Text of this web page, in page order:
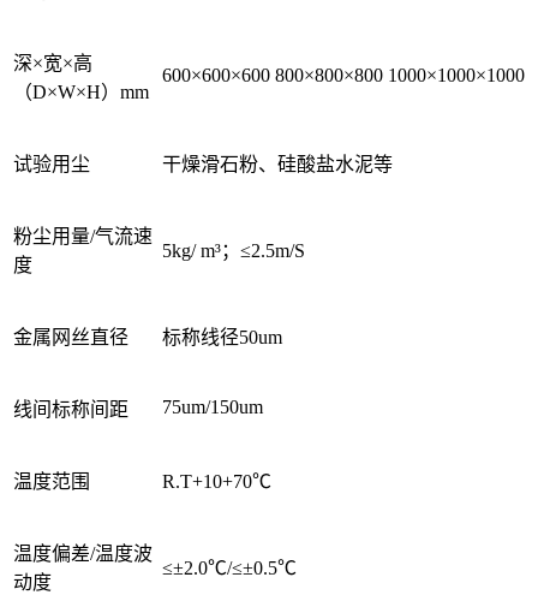
深×宽×高
（D×W×H）mm
600×600×600 800×800×800 1000×1000×1000
试验用尘 干燥滑石粉、硅酸盐水泥等
粉尘用量/气流速
度
5kg/ m³；≤2.5m/S
金属网丝直径 标称线径50um
线间标称间距 75um/150um
温度范围 R.T+10+70℃
温度偏差/温度波
动度
≤±2.0℃/≤±0.5℃